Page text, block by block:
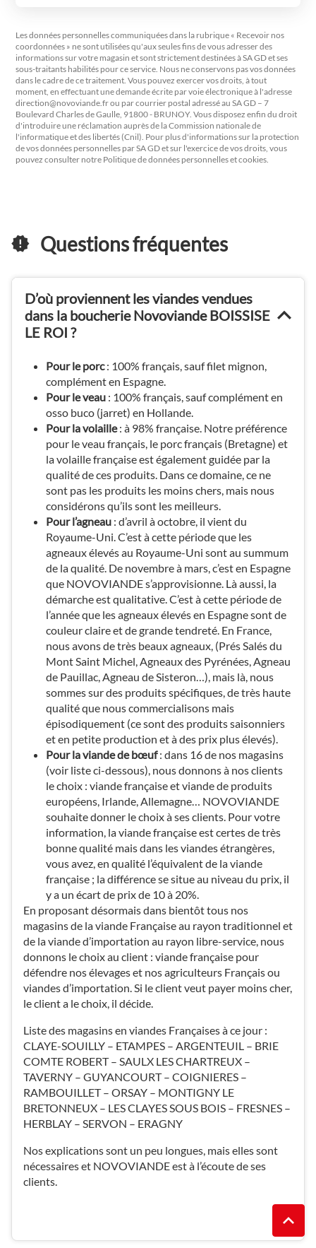
Les données personnelles communiquées dans la rubrique « Recevoir nos
coordonnées » ne sont utilisées qu'aux seules fins de vous adresser des
informations sur votre magasin et sont strictement destinées à SA GD et ses
sous-traitants habilités pour ce service. Nous ne conservons pas vos données
dans le cadre de ce traitement. Vous pouvez exercer vos droits, à tout
moment, en effectuant une demande écrite par voie électronique à l'adresse
direction@novoviande.frou par courrier postal adressé au SA GD – 7
Boulevard Charles de Gaulle, 91800 - BRUNOY. Vous disposez enfin du droit
d'introduire une réclamation auprès de la Commission nationale de
l'informatique et des libertés (Cnil). Pour plus d'informations sur la protection
de vos données personnelles par SA GD et sur l'exercice de vos droits, vous
pouvez consulter notre Politique de données personnelles et cookies.
Questions fréquentes
D’où proviennent les viandes vendues
dans la boucherie Novoviande BOISSISE
LE ROI ?
Pour le porc: 100% français, sauf filet mignon,
complément en Espagne.
Pour le veau : 100% français, sauf complément en
osso buco (jarret) en Hollande.
Pour la volaille: à 98% française. Notre préférence
pour le veau français, le porc français (Bretagne) et
la volaille française est également guidée par la
qualité de ces produits. Dans ce domaine, ce ne
sont pas les produits les moins chers, mais nous
considérons qu’ils sont les meilleurs.
Pour l’agneau : d’avril à octobre, il vient du
Royaume-Uni. C’est à cette période que les
agneaux élevés au Royaume-Uni sont au summum
de la qualité. De novembre à mars, c’est en Espagne
que NOVOVIANDE s’approvisionne. Là aussi, la
démarche est qualitative. C’est à cette période de
l’année que les agneaux élevés en Espagne sont de
couleur claire et de grande tendreté. En France,
nous avons de très beaux agneaux, (Prés Salés du
Mont Saint Michel, Agneaux des Pyrénées, Agneau
de Pauillac, Agneau de Sisteron…), mais là, nous
sommes sur des produits spécifiques, de très haute
qualité que nous commercialisons mais
épisodiquement (ce sont des produits saisonniers
et en petite production et à des prix plus élevés).
Pour la viande de bœuf: dans 16 de nos magasins
(voir liste ci-dessous), nous donnons à nos clients
le choix : viande française et viande de produits
européens, Irlande, Allemagne… NOVOVIANDE
souhaite donner le choix à ses clients. Pour votre
information, la viande française est certes de très
bonne qualité mais dans les viandes étrangères,
vous avez, en qualité l’équivalent de la viande
française ; la différence se situe au niveau du prix, il
y a un écart de prix de 10 à 20%.
En proposant désormais dans bientôt tous nos
magasins de la viande Française au rayon traditionnel et
de la viande d’importation au rayon libre-service, nous
donnons le choix au client : viande française pour
défendre nos élevages et nos agriculteurs Français ou
viandes d’importation. Si le client veut payer moins cher,
le client a le choix, il décide.
Liste des magasins en viandes Françaises à ce jour :
CLAYE-SOUILLY – ETAMPES – ARGENTEUIL – BRIE
COMTE ROBERT – SAULX LES CHARTREUX –
TAVERNY – GUYANCOURT – COIGNIERES –
RAMBOUILLET – ORSAY – MONTIGNY LE
BRETONNEUX – LES CLAYES SOUS BOIS – FRESNES –
HERBLAY – SERVON – ERAGNY
Nos explications sont un peu longues, mais elles sont
nécessaires et NOVOVIANDE est à l’écoute de ses
clients.
EN